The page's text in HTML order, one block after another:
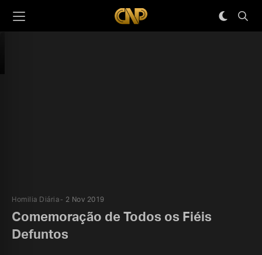
Homilia Diária 2 Nov 2019
Comemoração de Todos os Fiéis
Defuntos